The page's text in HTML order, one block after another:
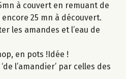
à couvert en remuant de
25 mn à découvert.
les amandes et l’eau de
en pots !Idée !
l’amandier’ par celles des